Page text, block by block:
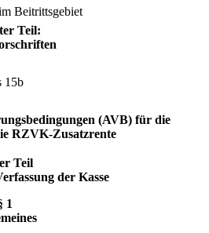
Beitrittsgebiet
Teil:
15b
(AVB) für die
RZVK-Zusatzrente
Teil
der Kasse
1